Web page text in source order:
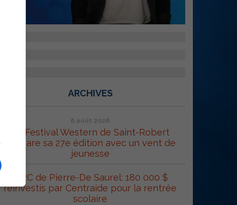
ARCHIVES
6 août 2026
Le Festival Western de Saint-Robert
prépare sa 27e édition avec un vent de
jeunesse
MRC de Pierre-De Saurel: 180 000 $
réinvestis par Centraide pour la rentrée
scolaire